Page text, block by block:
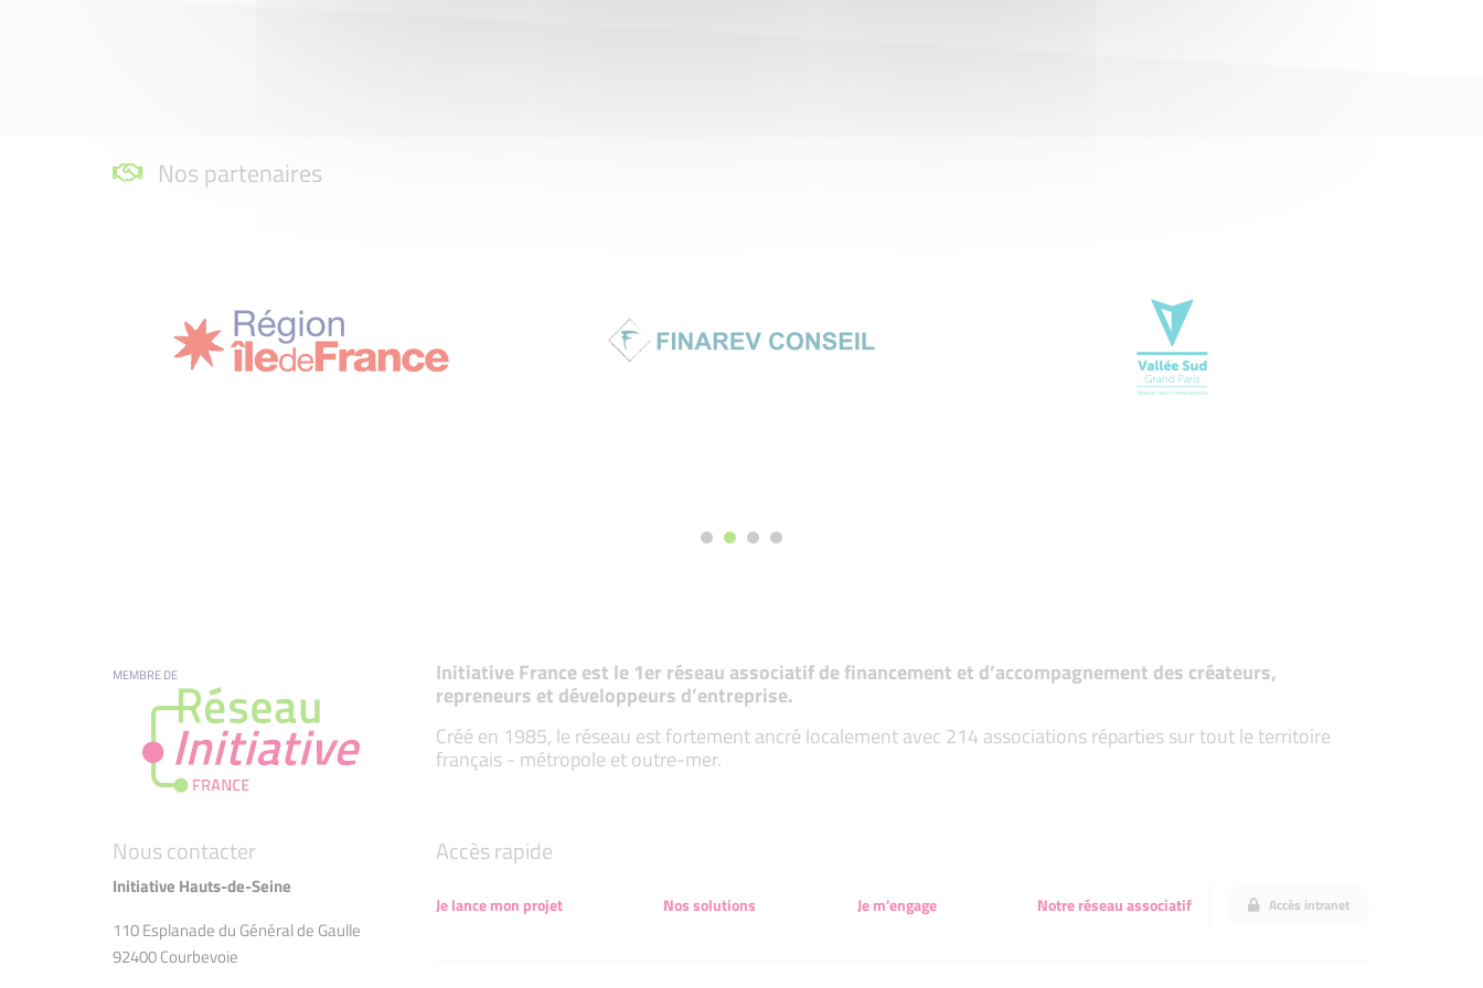
Nos partenaires
MEMBRE DE Initiative France est le 1er réseau associatif de financement et d’accompagnement des créateurs,
repreneurs et développeurs d’entreprise.
Créé en 1985, le réseau est fortement ancré localement avec 214 associations réparties sur tout le territoire
français - métropole et outre-mer.
Nous contacter
Initiative Hauts-de-Seine
110 Esplanade du Général de Gaulle
92400 Courbevoie
Accès rapide
Je lance mon projet Nos solutions Je m'engage Notre réseau associatif Accès intranet